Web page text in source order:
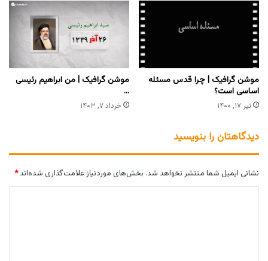
موشن گرافیک | چرا قدس مسئله
اساسی است؟
تیر ۱۷, ۱۴۰۰
موشن گرافیک | من ابراهیم رئیسی
…
خرداد ۷, ۱۴۰۳
دیدگاهتان را بنویسید
نشانی ایمیل شما منتشر نخواهد شد. بخش‌های موردنیاز علامت‌گذاری شده‌اند*